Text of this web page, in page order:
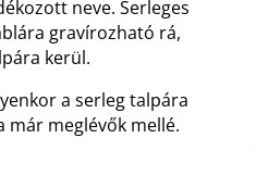
neve. Serleges
gravírozható rá,
kerül.
a serleg talpára
már meglévők mellé.